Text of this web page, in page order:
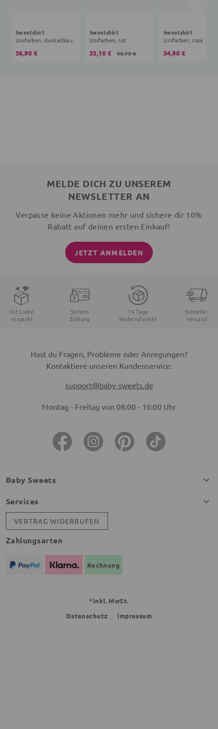
Sweatshirt
Unifarben, dunkelblau
36,90 €
Sweatshirt
Unifarben, rot
33,10 € 46,90 €
Sweatshirt
Unifarben, rosa
34,90 €
MELDE DICH ZU UNSEREM
NEWSLETTER AN
Verpasse keine Aktionen mehr und sichere dir 10%
Rabatt auf deinen ersten Einkauf!
JETZT ANMELDEN
Mit Liebe
verpackt
Sichere
Zahlung
14 Tage
Widerrufsrecht
Schneller
Versand
Hast du Fragen, Probleme oder Anregungen?
Kontaktiere unseren Kundenservice:
support@baby-sweets.de
Montag - Freitag von 08:00 - 16:00 Uhr
Baby Sweets
Services
VERTRAG WIDERRUFEN
Zahlungsarten
Rechnung
*inkl. MwSt.
Datenschutz
Impressum